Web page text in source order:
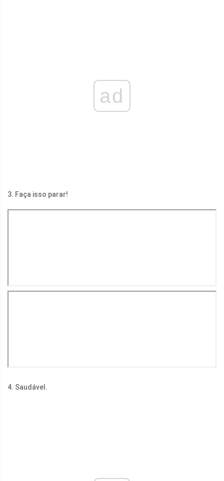
ad
3. Faça isso parar!
4. Saudável.